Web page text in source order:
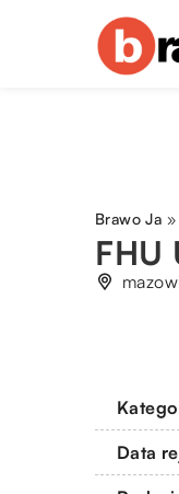
Brawo Ja »
FHU
Data